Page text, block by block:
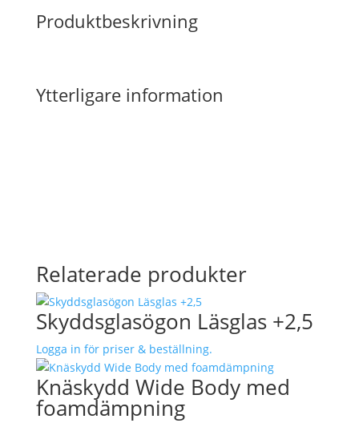
Produktbeskrivning
Ytterligare information
Relaterade produkter
Skyddsglasögon Läsglas +2,5
Logga in för priser & beställning.
Knäskydd Wide Body med
foamdämpning